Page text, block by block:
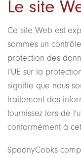
Le site
Ce site Web est
sommes un
protection des
l'UE sur la
signifie que nous
traitement des
fournissez lors de
conformément à
SpoonyCooks